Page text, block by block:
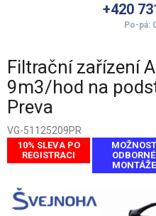
+420
Filtrační zařízení
9m3/hod na
Preva
VG-51125209PR
10% SLEVA PO
REGISTRACI
MOŽNOST
ODBORNÉ
MONTÁŽE